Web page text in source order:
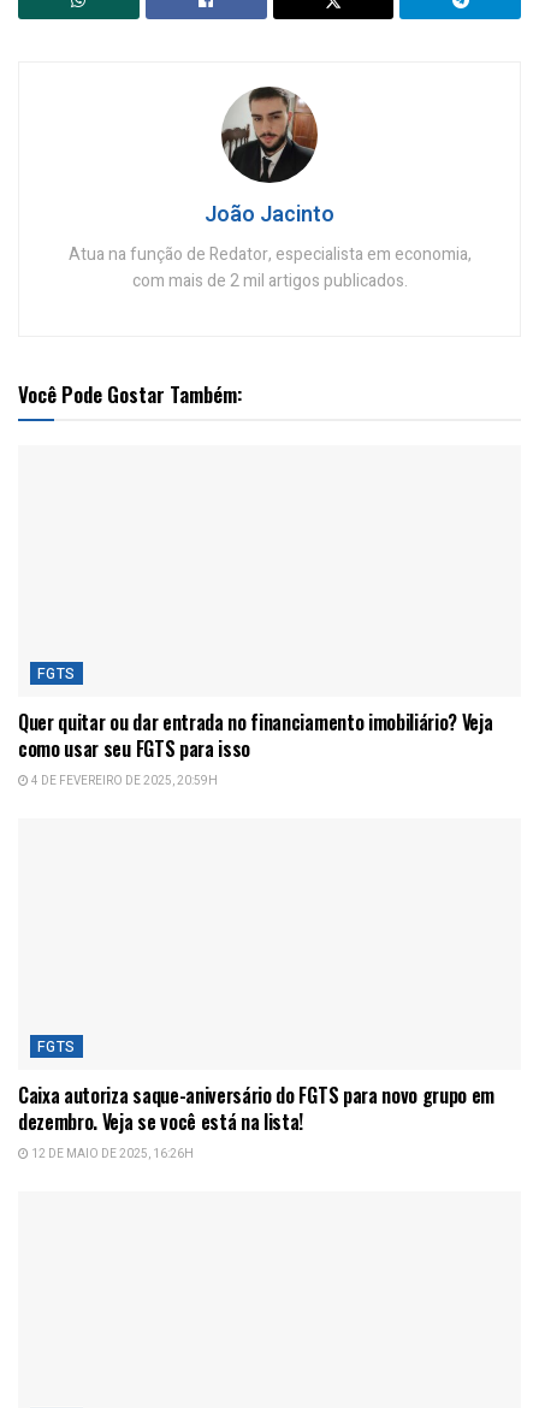
João Jacinto
Atua na função de Redator, especialista em economia,
com mais de 2 mil artigos publicados.
Você Pode Gostar Também:
FGTS
Quer quitar ou dar entrada no financiamento imobiliário? Veja
como usar seu FGTS para isso
4 DE FEVEREIRO DE 2025, 20:59H
FGTS
Caixa autoriza saque-aniversário do FGTS para novo grupo em
dezembro. Veja se você está na lista!
12 DE MAIO DE 2025, 16:26H